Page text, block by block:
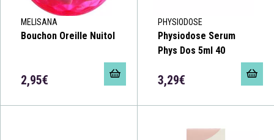
MELISANA
Bouchon Oreille Nuitol
2,95€
PHYSIODOSE
Physiodose Serum
Phys Dos 5ml 40
3,29€